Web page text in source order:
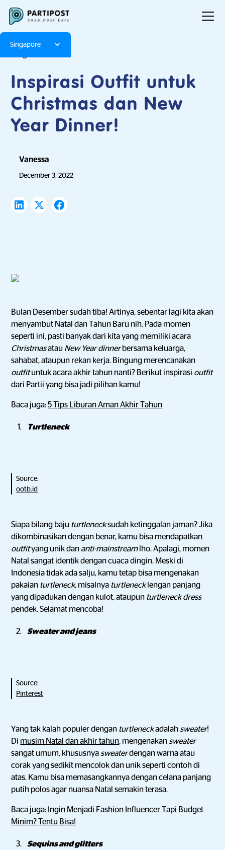
Singapore
Inspirasi Outfit untuk
Christmas dan New
Year Dinner!
Vanessa
December 3, 2022
Bulan Desember sudah tiba! Artinya, sebentar lagi kita akan
menyambut Natal dan Tahun Baru nih. Pada momen
seperti ini, pasti banyak dari kita yang memiliki acara
Christmasatau New Year dinnerbersama keluarga,
sahabat, ataupun rekan kerja. Bingung merencanakan
outfituntuk acara akhir tahun nanti? Berikut inspirasi outfit
dari Partii yang bisa jadi pilihan kamu!
Baca juga:5 Tips Liburan Aman Akhir Tahun
Turtleneck
Source:
ootb.id
Siapa bilang baju turtlenecksudah ketinggalan jaman? Jika
dikombinasikan dengan benar, kamu bisa mendapatkan
outfityang unik dan anti-mainstream lho. Apalagi, momen
Natal sangat identik dengan cuaca dingin. Meski di
Indonesia tidak ada salju, kamu tetap bisa mengenakan
pakaian turtleneck, misalnya turtleneck lengan panjang
yang dipadukan dengan kulot, ataupun turtleneck dress
pendek. Selamat mencoba!
Sweater and jeans
Source:
Pinterest
Yang tak kalah populer dengan turtleneckadalah sweater!
Di musim Natal dan akhir tahun, mengenakan sweater
sangat umum, khususnya sweaterdengan warna atau
corak yang sedikit mencolok dan unik seperti contoh di
atas. Kamu bisa memasangkannya dengan celana panjang
putih polos agar nuansa Natal semakin terasa.
Baca juga: Ingin Menjadi Fashion Influencer Tapi Budget
Minim? Tentu Bisa!
Sequins and glitters